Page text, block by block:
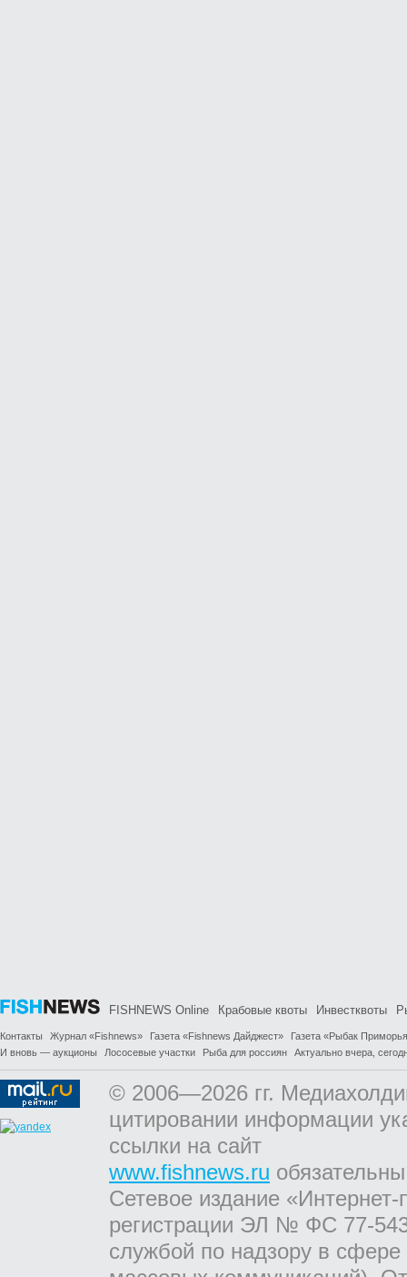
FISHNEWS Online Крабовые квоты Инвестквоты
Контакты Журнал «Fishnews» Газета «Fishnews Дайджест»
Газета «Рыбак
И вновь — аукционы
Лососевые участки Рыба для россиян Актуально вчера,
© 2006—2026 гг.
цитировании информации
ссылки на сайт
www.fishnews.ru
Сетевое издание
регистрации ЭЛ № ФС 77-
службой по надзору в